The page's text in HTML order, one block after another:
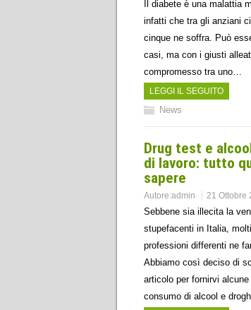
Il diabete è una malattia
infatti che tra gli anziani
cinque ne soffra. Può
casi, ma con i giusti
compromesso tra uno…
LEGGI IL SEGUITO
News
Drug test e
di lavoro: tutto
sapere
Autore:admin 21 Ottobre
Sebbene sia illecita la
stupefacenti in Italia,
professioni differenti ne
Abbiamo così deciso di
articolo per fornirvi
consumo di alcool e